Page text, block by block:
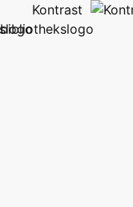
Kontrast